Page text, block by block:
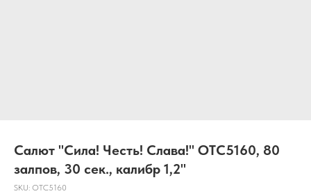
Салют "Сила! Честь! Слава!" OTC5160, 80
залпов, 30 сек., калибр 1,2"
SKU: OTC5160